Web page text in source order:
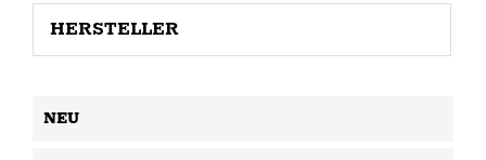
HERSTELLER
NEU